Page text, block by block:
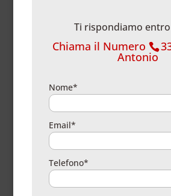
Ti rispondiamo
Chiama il Numero
Antonio
Nome*
Email*
Telefono*